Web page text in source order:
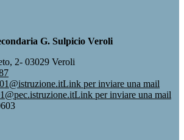
G. Sulpicio Veroli
2- 03029 Veroli
Link per inviare una mail
Link per inviare una mail